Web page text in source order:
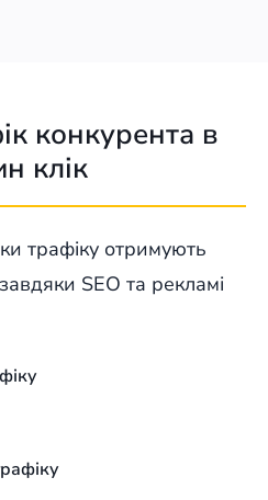
конкурента в
клік
трафіку отримують
SEO та рекламі